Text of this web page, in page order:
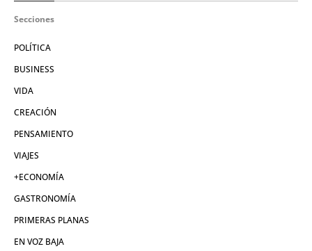
Secciones
POLÍTICA
BUSINESS
VIDA
CREACIÓN
PENSAMIENTO
VIAJES
+ECONOMÍA
GASTRONOMÍA
PRIMERAS PLANAS
EN VOZ BAJA